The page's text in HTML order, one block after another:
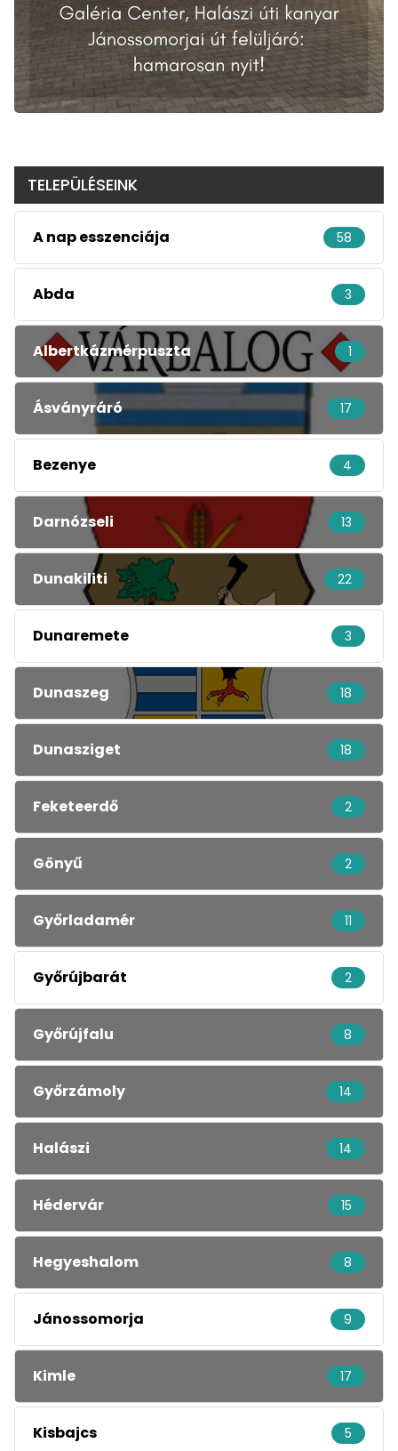
TELEPÜLÉSEINK
A nap esszenciája 58
Abda 3
Albertkázmérpuszta 1
Ásványráró 17
Bezenye 4
Darnózseli 13
Dunakiliti 22
Dunaremete 3
Dunaszeg 18
Dunasziget 18
Feketeerdő 2
Gönyű 2
Győrladamér 11
Győrújbarát 2
Győrújfalu 8
Győrzámoly 14
Halászi 14
Hédervár 15
Hegyeshalom 8
Jánossomorja 9
Kimle 17
Kisbajcs 5